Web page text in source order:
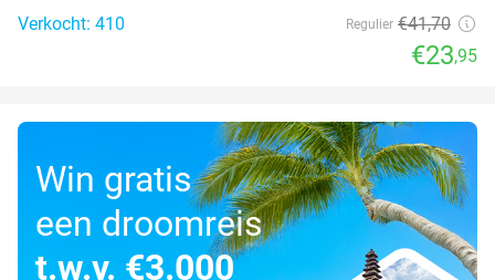
Verkocht: 410
Regulier €41,70
€23,95
Win gratis
een droomreis
t.w.v. €3.000